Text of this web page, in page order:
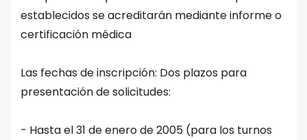
establecidos se acreditarán mediante informe o
certificación médica
Las fechas de inscripción: Dos plazos para
presentación de solicitudes:
- Hasta el 31 de enero de 2005 (para los turnos